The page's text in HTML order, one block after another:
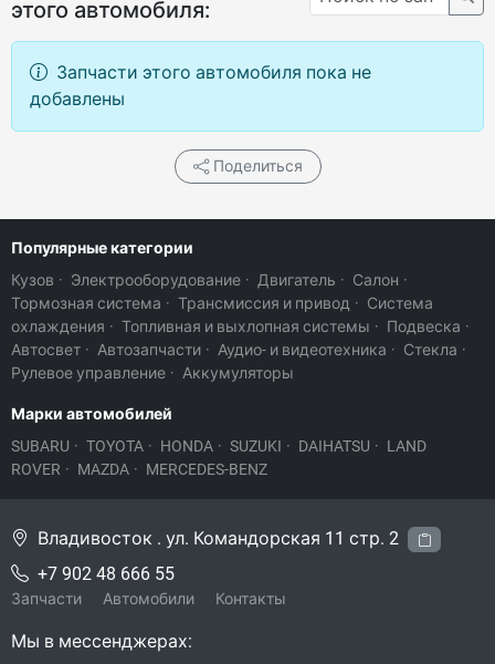
этого автомобиля:
Запчасти этого автомобиля пока не
добавлены
Поделиться
Популярные категории
Кузов · Электрооборудование · Двигатель · Салон ·
Тормозная система · Трансмиссия и привод · Система
охлаждения · Топливная и выхлопная системы · Подвеска ·
Автосвет · Автозапчасти · Аудио- и видеотехника · Стекла ·
Рулевое управление · Аккумуляторы
Марки автомобилей
SUBARU · TOYOTA · HONDA · SUZUKI · DAIHATSU · LAND
ROVER · MAZDA · MERCEDES-BENZ
Владивосток . ул. Командорская 11 стр. 2
+7 902 48 666 55
Запчасти Автомобили Контакты
Мы в мессенджерах: